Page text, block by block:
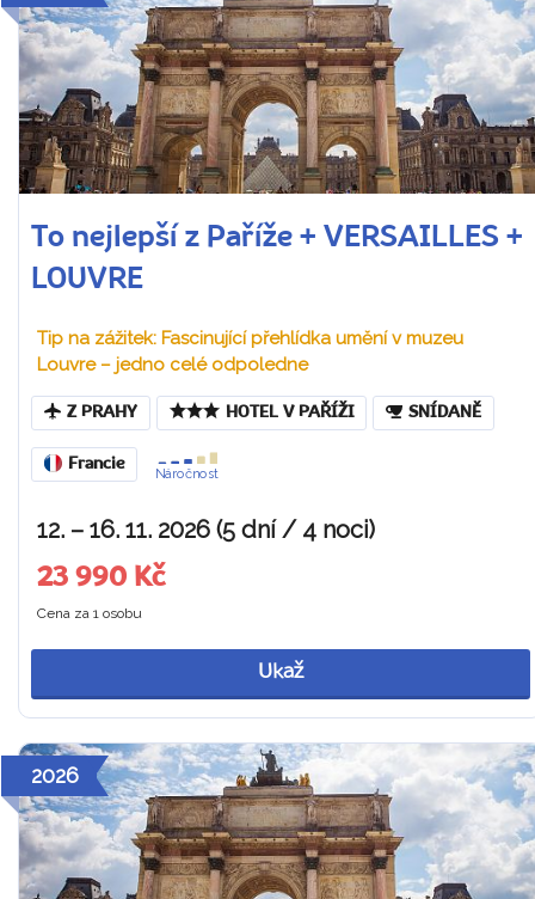
To nejlepší z Paříže + VERSAILLES +
LOUVRE
Tip na zážitek: Fascinující přehlídka umění v muzeu
Louvre – jedno celé odpoledne
Z PRAHY HOTEL V PAŘÍŽI SNÍDANĚ
Francie
Náročnost
12. – 16. 11. 2026 (5 dní / 4 noci)
23 990 Kč
Cena za 1 osobu
Ukaž
2026